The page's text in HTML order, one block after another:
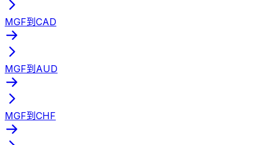
MGF到CAD
MGF到AUD
MGF到CHF